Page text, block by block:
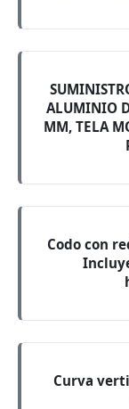
ALUMINIO
MM, TELA
Codo con
Curva